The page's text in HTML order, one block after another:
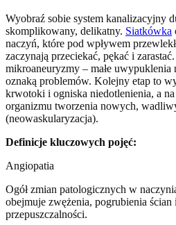
Wyobraź sobie system kanalizacyjny
skomplikowany, delikatny. Siatkówka
naczyń, które pod wpływem
zaczynają przeciekać, pękać i
mikroaneuryzmy – małe uwypuklenia
oznaką problemów. Kolejny etap to
krwotoki i ogniska niedotlenienia, a
organizmu tworzenia nowych,
(neowaskularyzacja).
Definicje kluczowych pojęć:
Angiopatia
Ogół zmian patologicznych w
obejmuje zwężenia, pogrubienia ścian
przepuszczalności.